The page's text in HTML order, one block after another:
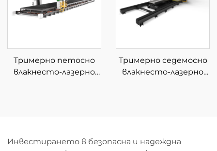
Тримерно петосно
влакнесто-лазерно
Тримерно седемосно
влакнесто-лазерно
Инвестирането в безопасна и надеждна